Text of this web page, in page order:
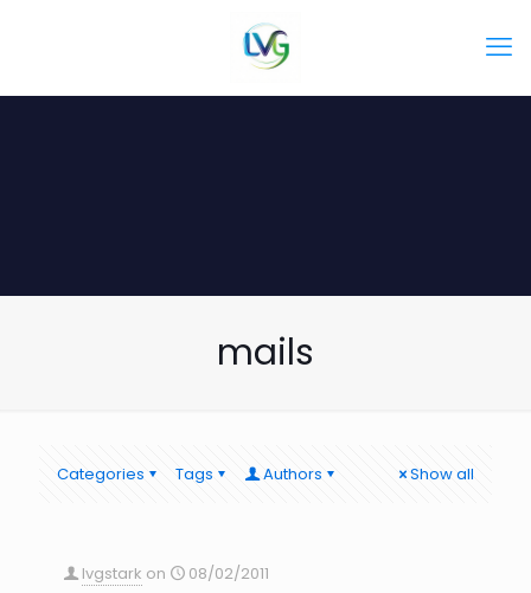
mails
Categories Tags Authors Show all
lvgstark on
08/02/2011